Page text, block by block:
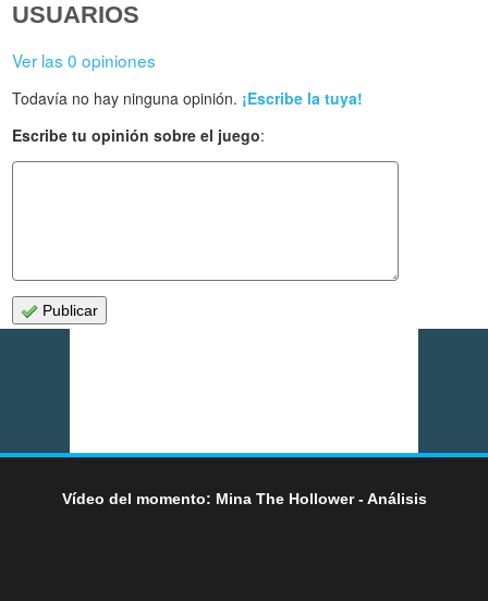
USUARIOS
Ver las 0 opiniones
Todavía no hay ninguna opinión. ¡Escribe la tuya!
Escribe tu opinión sobre el juego:
Publicar
Vídeo del momento: Mina The Hollower - Análisis